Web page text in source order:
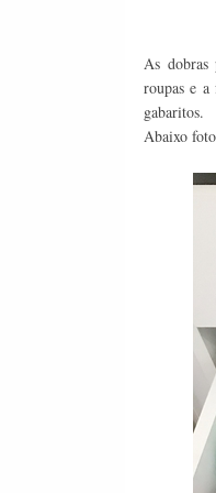
As dobras
roupas e
gabaritos.
Abaixo